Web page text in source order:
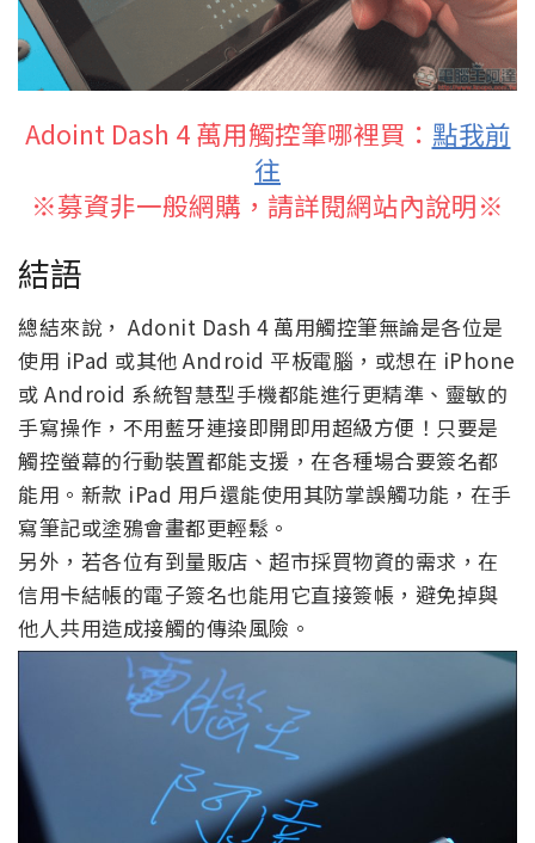
Adoint Dash 4 萬用觸控筆哪裡買： 點我前
往
※募資非一般網購，請詳閱網站內說明※
結語
總結來說， Adonit Dash 4 萬用觸控筆無論是各位是
使用 iPad 或其他 Android 平板電腦，或想在 iPhone
或 Android 系統智慧型手機都能進行更精準、靈敏的
手寫操作，不用藍牙連接即開即用超級方便！只要是
觸控螢幕的行動裝置都能支援，在各種場合要簽名都
能用。新款 iPad 用戶還能使用其防掌誤觸功能，在手
寫筆記或塗鴉會畫都更輕鬆。
另外，若各位有到量販店、超市採買物資的需求，在
信用卡結帳的電子簽名也能用它直接簽帳，避免掉與
他人共用造成接觸的傳染風險。